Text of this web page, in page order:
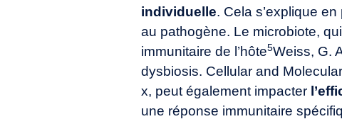
individuelle. Cela s’explique
au pathogène. Le microbiote,
immunitaire de l’hôte5Weiss, G.
dysbiosis. Cellular and
x, peut également impacter
une réponse immunitaire